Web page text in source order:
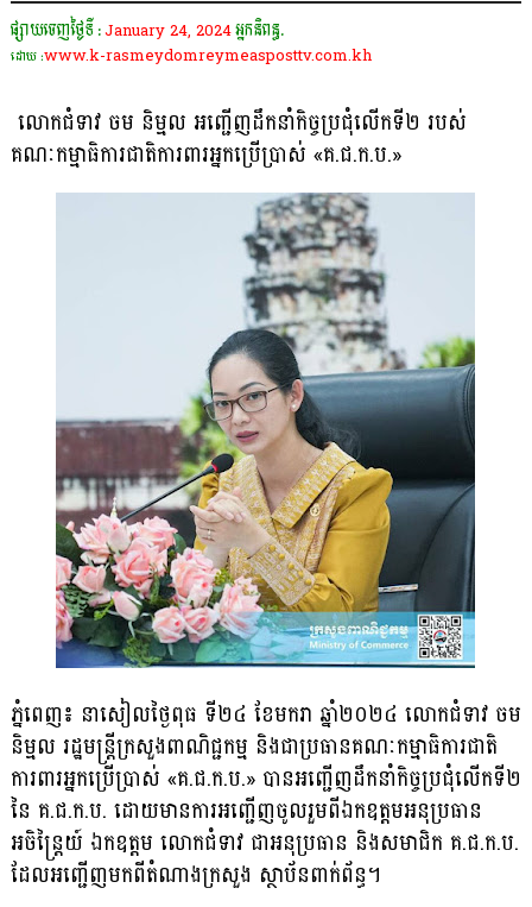
ផ្សាយចេញថ្ងៃទី :January 24, 2024អ្នកនិពន្ធ.
ដោយ :www.k-rasmeydomreymeasposttv.com.kh
លោកជំទាវ ចម និម្មល អញ្ជើញដឹកនាំកិច្ចប្រជុំលើកទី២ របស់
គណៈកម្មាធិការជាតិការពារអ្នកប្រើប្រាស់ «គ.ជ.ក.ប.»
ភ្នំពេញ៖ នាសៀលថ្ងៃពុធ ទី២៤ ខែមករា ឆ្នាំ២០២៤ លោកជំទាវ ចម
និម្មល រដ្ឋមន្រ្តីក្រសួងពាណិជ្ជកម្ម និងជាប្រធានគណៈកម្មាធិការជាតិ
ការពារអ្នកប្រើប្រាស់ «គ.ជ.ក.ប.» បានអញ្ជើញដឹកនាំកិច្ចប្រជុំលើកទី២
នៃ គ.ជ.ក.ប. ដោយមានការអញ្ជើញចូលរួមពីឯកឧត្ដមអនុប្រធាន
អចិន្ត្រៃយ៍ ឯកឧត្ដម លោកជំទាវ ជាអនុប្រធាន និងសមាជិក គ.ជ.ក.ប.
ដែលអញ្ជើញមកពីតំណាងក្រសួង ស្ថាប័នពាក់ព័ន្ធ។